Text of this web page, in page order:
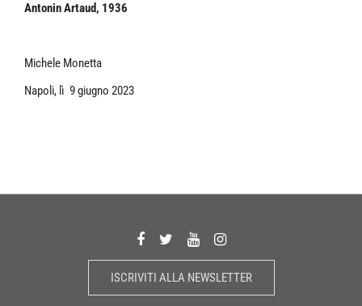
Antonin Artaud, 1936
Michele Monetta
Napoli, lì 9 giugno 2023
ISCRIVITI ALLA NEWSLETTER